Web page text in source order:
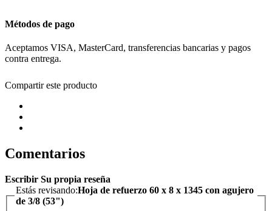
Métodos de pago
Aceptamos VISA, MasterCard, transferencias bancarias y pagos
contra entrega.
Compartir este producto
Comentarios
Escribir Su propia reseña
Estás revisando:Hoja de refuerzo 60 x 8 x 1345 con agujero
de 3/8 (53")